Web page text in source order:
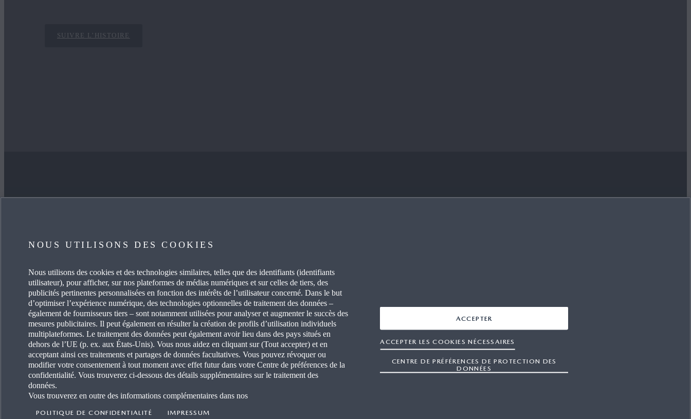
SUIVRE L’HISTOIRE
ACHETER UNE VOITURE
PRENDRE SOIN DE MA VOITURE
TROUVEZ UN AGENT
CARRIÈRES
ACTUALITÉS
PORTAIL PRESSE DE MAZDA
DEVENIR AGENT MAZDA
GARAGISTES INDÉPENDANTS
NOUS UTILISONS DES COOKIES
Nous utilisons des cookies et des technologies similaires, telles que des identifiants (identifiants
utilisateur), pour afficher, sur nos plateformes de médias numériques et sur celles de tiers, des
publicités pertinentes personnalisées en fonction des intérêts de l’utilisateur concerné. Dans le but
d’optimiser l’expérience numérique, des technologies optionnelles de traitement des données –
également de fournisseurs tiers – sont notamment utilisées pour analyser et augmenter le succès des
mesures publicitaires. Il peut également en résulter la création de profils d’utilisation individuels
multiplateformes. Le traitement des données peut également avoir lieu dans des pays situés en
dehors de l’UE (p. ex. aux États-Unis). Vous nous aidez en cliquant sur (Tout accepter) et en
acceptant ainsi ces traitements et partages de données facultatives. Vous pouvez révoquer ou
modifier votre consentement à tout moment avec effet futur dans votre Centre de préférences de la
confidentialité. Vous trouverez ci-dessous des détails supplémentaires sur le traitement des
données.
Vous trouverez en outre des informations complémentaires dans nos
POLITIQUE DE CONFIDENTIALITÉ IMPRESSUM
CENTRE DE PRÉFÉRENCES DE PROTECTION DES
DONNÉES
ACCEPTER LES COOKIES NÉCESSAIRES
ACCEPTER